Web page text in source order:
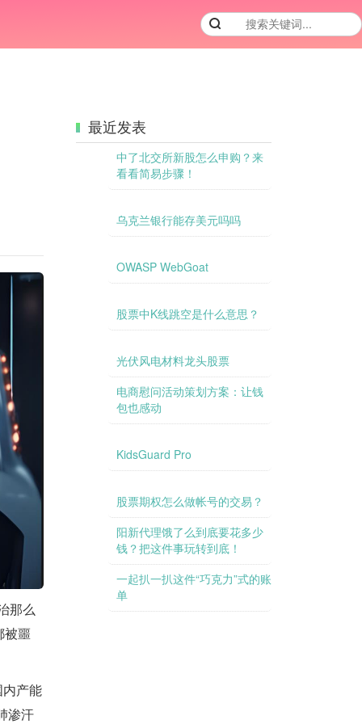
那么
被噩
产能
渗汗
最近发表
中了北交所新股怎么申购？来
看看简易步骤！
乌克兰银行能存美元吗吗
OWASP WebGoat
股票中K线跳空是什么意思？
光伏风电材料龙头股票
电商慰问活动策划方案：让钱
包也感动
KidsGuard Pro
股票期权怎么做帐号的交易？
阳新代理饿了么到底要花多少
钱？把这件事玩转到底！
信托利益到底是多高？让我们
一起扒一扒这件“巧克力”式的账
单